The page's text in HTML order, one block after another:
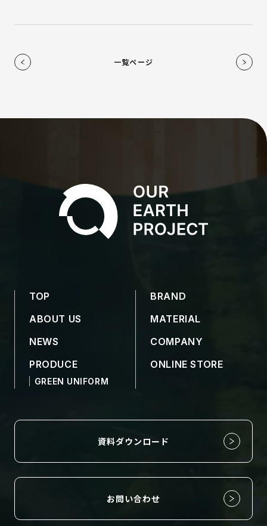
一覧ページ
TOP
ABOUT US
NEWS
PRODUCE
GREEN UNIFORM
BRAND
MATERIAL
COMPANY
ONLINE STORE
資料ダウンロード
お問い合わせ